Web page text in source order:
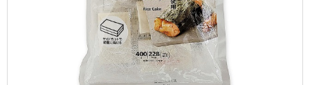
セブンプレミアム
マルチコピー機でできること
便利なサービス
ニュースリリース
サステナビリティ